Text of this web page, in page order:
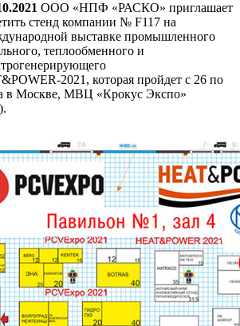
ООО «НПФ «РАСКО» приглашает
стенд компании № F117 на
выставке промышленного
теплообменного и
2021, которая пройдет с 26 по
в Москве, МВЦ «Крокус Экспо»